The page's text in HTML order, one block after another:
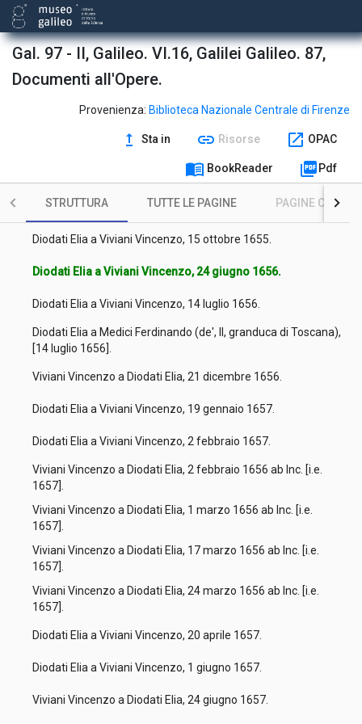
Gal. 97 - II, Galileo. VI.16, Galilei Galileo. 87,
Documenti all'Opere.
Provenienza: Biblioteca Nazionale Centrale di Firenze
upgrade Sta in link Risorse open_in_new OPAC
menu_book BookReader picture_as_pdf Pdf
STRUTTURA TUTTE LE PAGINE PAGINE CON
Diodati Elia a Viviani Vincenzo, 24 novembre 1656.
Viviani Vincenzo a Diodati Elia, 4 dicembre 1656.
Diodati Elia a Viviani Vincenzo, 4 agosto 1656.
Diodati Elia a Viviani Vincenzo, 20 ottobre 1656.
Diodati Elia a Viviani Vincenzo, 15 ottobre 1655.
Diodati Elia a Viviani Vincenzo, 24 giugno 1656.
Diodati Elia a Viviani Vincenzo, 14 luglio 1656.
Diodati Elia a Medici Ferdinando (de', II, granduca di Toscana),
[14 luglio 1656].
Viviani Vincenzo a Diodati Elia, 21 dicembre 1656.
Diodati Elia a Viviani Vincenzo, 19 gennaio 1657.
Diodati Elia a Viviani Vincenzo, 2 febbraio 1657.
Viviani Vincenzo a Diodati Elia, 2 febbraio 1656 ab Inc. [i.e.
1657].
Viviani Vincenzo a Diodati Elia, 1 marzo 1656 ab Inc. [i.e.
1657].
Viviani Vincenzo a Diodati Elia, 17 marzo 1656 ab Inc. [i.e.
1657].
Viviani Vincenzo a Diodati Elia, 24 marzo 1656 ab Inc. [i.e.
1657].
Diodati Elia a Viviani Vincenzo, 20 aprile 1657.
Diodati Elia a Viviani Vincenzo, 1 giugno 1657.
Viviani Vincenzo a Diodati Elia, 24 giugno 1657.